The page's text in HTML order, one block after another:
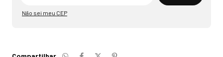
Não sei meu CEP